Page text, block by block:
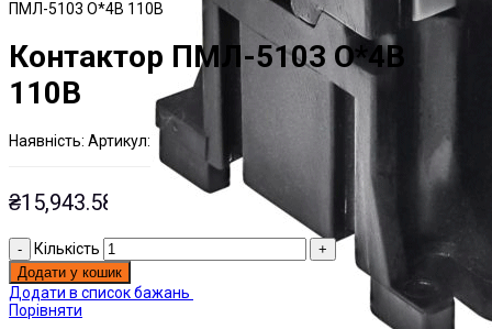
ПМЛ-5103 О*4В 110В
Контактор ПМЛ-5103 О*4В
110В
Наявнiсть: На складі
Артикул:
ЭТАЛ0162947;
₴15,943.58
Кількість
Додати у кошик
Додати в список бажань
Порівняти